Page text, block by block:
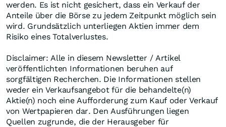
werden. Es ist nicht gesichert, dass ein Verkauf der
Anteile über die Börse zu jedem Zeitpunkt möglich sein
wird. Grundsätzlich unterliegen Aktien immer dem
Risiko eines Totalverlustes.
Disclaimer: Alle in diesem Newsletter / Artikel
veröffentlichten Informationen beruhen auf
sorgfältigen Recherchen. Die Informationen stellen
weder ein Verkaufsangebot für die behandelte(n)
Aktie(n) noch eine Aufforderung zum Kauf oder Verkauf
von Wertpapieren dar. Den Ausführungen liegen
Quellen zugrunde, die der Herausgeber für